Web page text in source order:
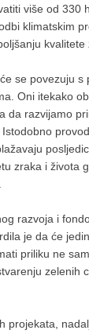
više od 330
klimatskim
kvalitete
se povezuju s
Oni itekako
da razvijamo
zraka i života
razvoja i
je da će
priliku ne
zelenih
projekata,